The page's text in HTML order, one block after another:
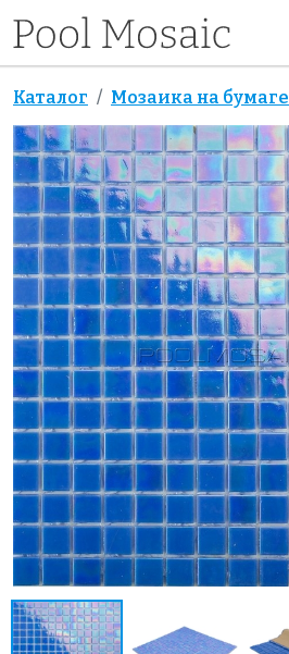
Каталог Мозаика на бумаге